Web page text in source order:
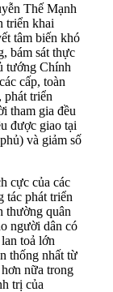
Thế Mạnh
triển khai
tâm biến khó
bám sát thực
tướng Chính
cấp, toàn
phát triển
tham gia đều
được giao tại
và giảm số
cực của các
tác phát triển
thường quân
người dân có
toả lớn
thống nhất từ
nữa trong
trị của